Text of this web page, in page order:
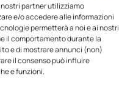
nostri partner utilizziamo
e/o accedere alle informazioni
permetterà a noi e ai nostri
il comportamento durante la
e di mostrare annunci (non)
il consenso può influire
e funzioni.
2026